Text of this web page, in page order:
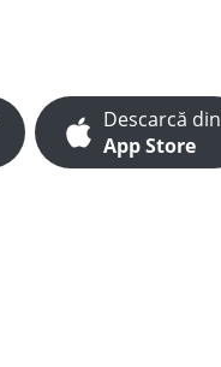
Descarcă din
App Store